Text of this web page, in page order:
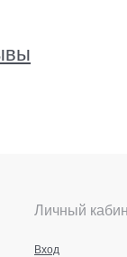
Личный
Вход